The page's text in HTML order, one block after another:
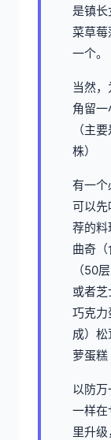
是镇长
菜草莓
一个。
当然
角留一
（主
株）
有一个
可以先
荐的料
曲奇
（50
或者芝
巧克力
成）
萝蛋糕
以防
一样在
里升